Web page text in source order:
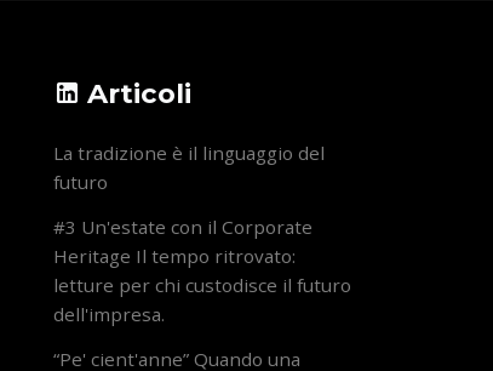
Articoli
La tradizione è il linguaggio del
futuro
#3 Un'estate con il Corporate
Heritage Il tempo ritrovato:
letture per chi custodisce il futuro
dell'impresa.
“Pe' cient'anne” Quando una